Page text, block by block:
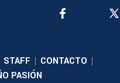
STAFF | CONTACTO |
PASIÓN